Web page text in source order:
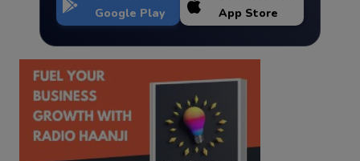
Google Play App Store